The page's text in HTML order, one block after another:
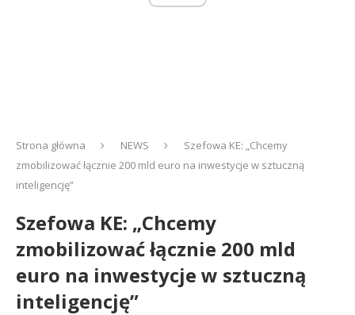
Strona główna NEWS
Szefowa KE: „Chcemy
zmobilizować łącznie 200 mld euro na inwestycje w sztuczną
inteligencję”
Szefowa KE: „Chcemy
zmobilizować łącznie 200 mld
euro na inwestycje w sztuczną
inteligencję”